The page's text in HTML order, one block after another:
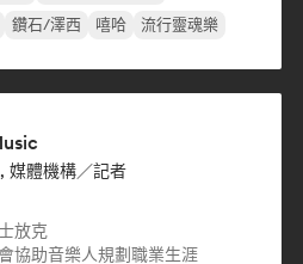
鑽石/澤西 嘻哈 流行靈魂樂
媒體機構／記者
放克
協助音樂人規劃職業生涯